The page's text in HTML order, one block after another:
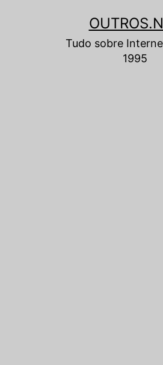
Tudo sobre
1995